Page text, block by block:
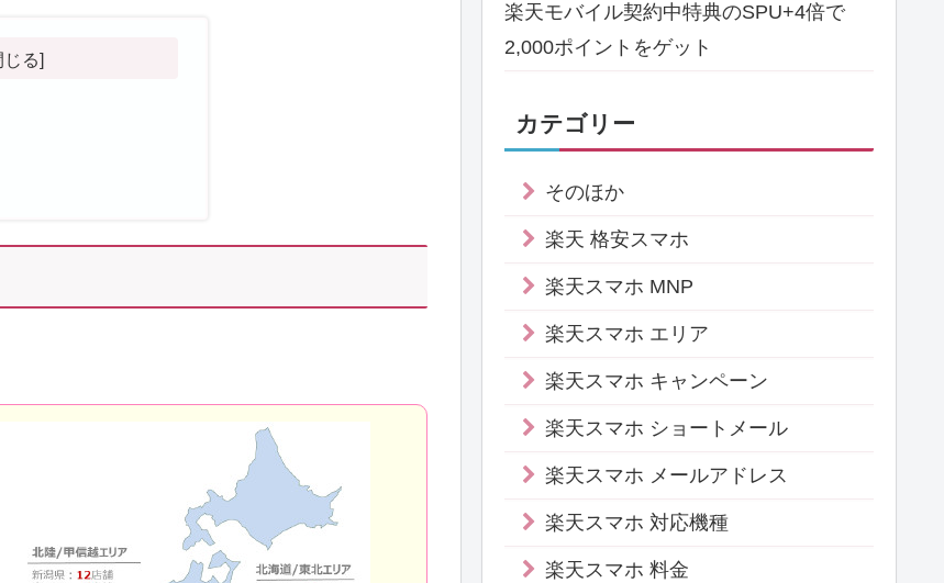
楽天モバイル契約中特典のSPU+4倍で
2,000ポイントをゲット
カテゴリー
そのほか
楽天 格安スマホ
楽天スマホ MNP
楽天スマホ エリア
楽天スマホ キャンペーン
楽天スマホ ショートメール
楽天スマホ メールアドレス
楽天スマホ 対応機種
楽天スマホ 料金